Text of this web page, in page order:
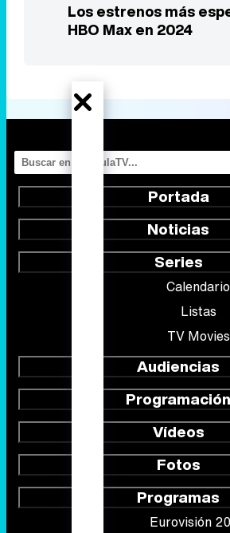
Los estrenos más
HBO Max en 2024
Portada
Noticias
Series
Calendario
Listas
TV Movies
Audiencias
Programación
Vídeos
Fotos
Programas
Eurovisión